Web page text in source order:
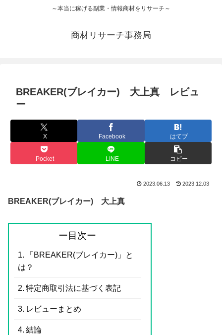
～本当に稼げる副業・情報商材をリサーチ～
商材リサーチ事務局
BREAKER(ブレイカー) 大上真 レビュ
ー
X Facebook はてブ
Pocket LINE コピー
2023.06.13 2023.12.03
BREAKER(ブレイカー) 大上真
ー目次ー
「BREAKER(ブレイカー)」と
は？
特定商取引法に基づく表記
レビューまとめ
結論